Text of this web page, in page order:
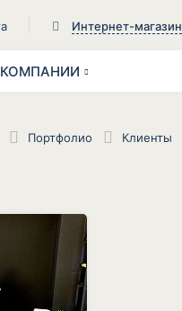
Интернет-магазин
Портфолио Клиенты